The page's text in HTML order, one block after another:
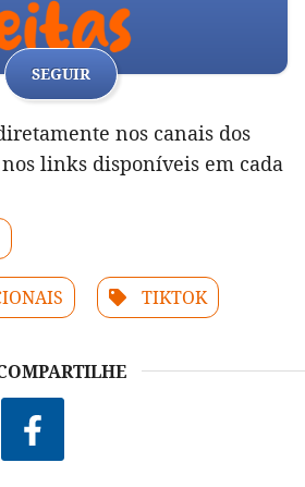
SEGUIR
nos canais dos
links disponíveis em cada
TIKTOK